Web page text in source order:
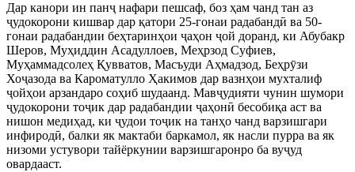
Дар канори ин панҷ нафари пешсаф, боз ҳам чанд тан аз
ҷудокорони кишвар дар қатори 25-гонаи радабандӣ ва 50-
гонаи радабандии беҳтаринҳои ҷаҳон ҷой доранд, ки Абубакр
Шеров, Муҳиддин Асадуллоев, Меҳрзод Суфиев,
Муҳаммадсолеҳ Қувватов, Масъуди Аҳмадзод, Беҳрӯзи
Хоҷазода ва Кароматулло Ҳакимов дар вазнҳои мухталиф
ҷойҳои арзандаро соҳиб шудаанд. Мавҷудияти чунин шумори
ҷудокорони тоҷик дар радабандии ҷаҳонӣ бесобиқа аст ва
нишон медиҳад, ки ҷудои тоҷик на танҳо чанд варзишгари
инфиродӣ, балки як мактаби баркамол, як насли пурра ва як
низоми устувори тайёркунии варзишгаронро ба вуҷуд
овардааст.